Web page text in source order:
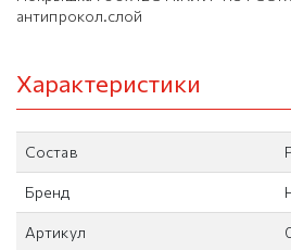
антипрокол.слой
Характеристики
Состав
Бренд
Артикул